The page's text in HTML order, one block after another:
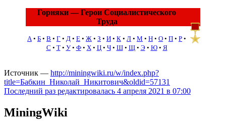
Горняки — Герои Социалистического
Труда
А• Б • В • Г • Д • Е • Ж • З • И • К • Л • М • Н • О • П • Р •
С • Т• У• Ф• Х• Ц• Ч• Ш• Щ• Э • Ю• Я
Источник — http://miningwiki.ru/w/index.php?
title=Бабкин_Николай_Никитович&oldid=57131
Последний раз редактировалась 4 апреля 2021 в 07:00
MiningWiki